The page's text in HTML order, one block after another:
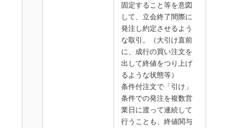
固定すること等を意図
して、立会終了間際に
発注し約定させるよう
な取引。（大引け直前
に、成行の買い注文を
出して終値をつり上げ
るような状態等）
条件付注文で「引け」
条件での発注を複数営
業日に渡って連続して
行うことも、終値関与